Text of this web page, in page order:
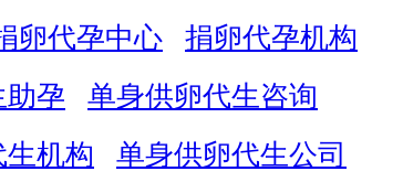
卵代孕中心
捐卵代孕机构
助孕
单身供卵代生咨询
机构
单身供卵代生公司